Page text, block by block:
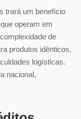
trará um benefício
operam em
de
produtos idênticos,
logísticas.
nacional,